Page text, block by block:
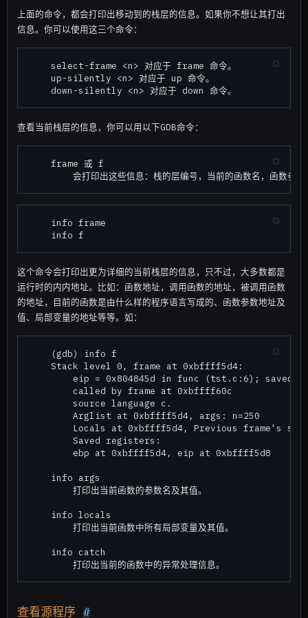
上面的命令，都会打印出移动到的栈层的信息。如果你不想让其打出
信息。你可以使用这三个命令：
    select-frame <n> 对应于 frame 命令。
    up-silently <n> 对应于 up 命令。
查看当前栈层的信息，你可以用以下GDB命令：
    frame 或 f
    info frame
这个命令会打印出更为详细的当前栈层的信息，只不过，大多数都是
运行时的内内地址。比如：函数地址，调用函数的地址，被调用函数
的地址，目前的函数是由什么样的程序语言写成的、函数参数地址及
值、局部变量的地址等等。如：
    (gdb) info f
    Stack level 0, frame at 0xbffff5d4:
eip = 0x804845d in func (tst.c:6); saved
        called by frame at 0xbffff60c
        source language c.
        Arglist at 0xbffff5d4, args: n=250
Locals at 0xbffff5d4, Previous frame's sp
        Saved registers:
        ebp at 0xbffff5d4, eip at 0xbffff5d8
    info args
        打印出当前函数的参数名及其值。
    info locals
        打印出当前函数中所有局部变量及其值。
    info catch
查看源程序 #